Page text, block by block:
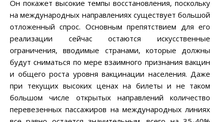
Он покажет высокие темпы восстановления, поскольку
на международных направлениях существует большой
отложенный спрос. Основным препятствием для его
реализации сейчас остаются искусственные
ограничения, вводимые странами, которые должны
будут сниматься по мере взаимного признания вакцин
и общего роста уровня вакцинации населения. Даже
при текущих высоких ценах на билеты и не таком
большом числе открытых направлений количество
перевезенных пассажиров на международных линиях